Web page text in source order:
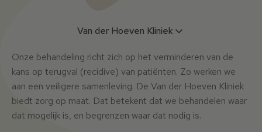
Van der Hoeven Kliniek
Onze behandeling richt zich op het verminderen van de
kans op terugval (recidive) van patiënten. Zo werken we
aan een veiligere samenleving. De Van der Hoeven Kliniek
biedt zorg op maat. Dat betekent dat we behandelen waar
dat mogelijk is, en begrenzen waar dat nodig is.